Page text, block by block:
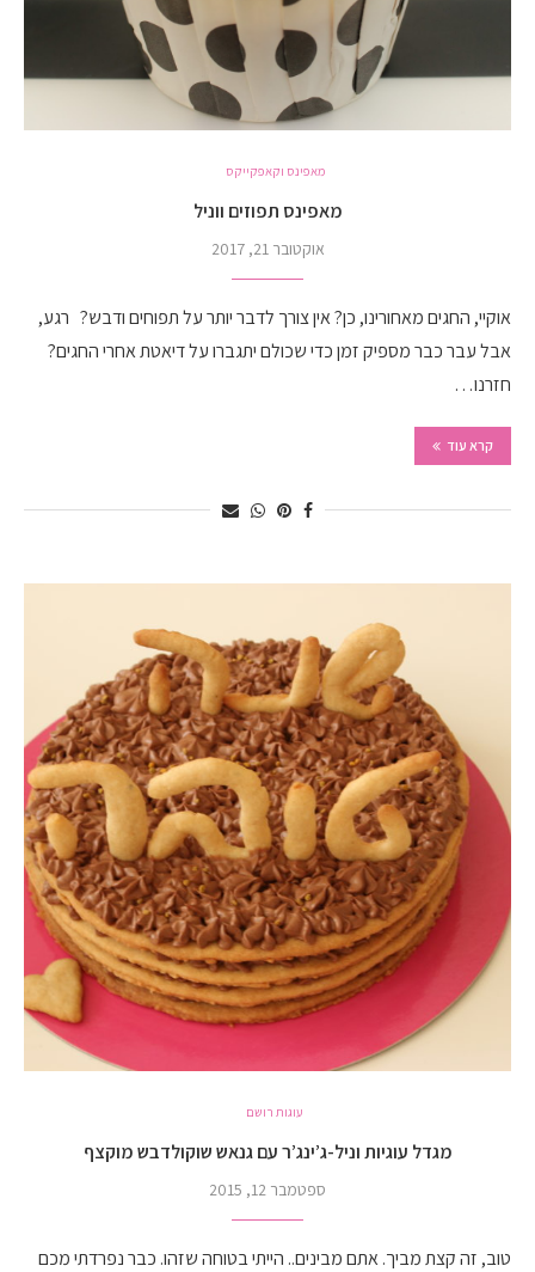
מאפינס וקאפקייקס
מאפינס תפוזים ווניל
אוקטובר 21, 2017
אוקיי, החגים מאחורינו, כן? אין צורך לדבר יותר על תפוחים ודבש? רגע,
אבל עבר כבר מספיק זמן כדי שכולם יתגברו על דיאטת אחרי החגים?
חזרנו…
קרא עוד
עוגות רושם
מגדל עוגיות וניל-ג’ינג’ר עם גנאש שוקולדבש מוקצף
ספטמבר 12, 2015
טוב, זה קצת מביך. אתם מבינים.. הייתי בטוחה שזהו. כבר נפרדתי מכם